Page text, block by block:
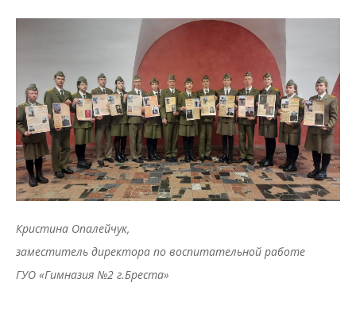
Кристина Опалейчук,
заместитель директора по воспитательной работе
ГУО «Гимназия №2 г.Бреста»